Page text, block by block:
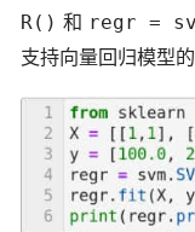
R() 和 regr =
支持向量回归模型的